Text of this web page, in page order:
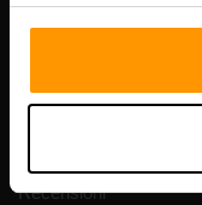
Recensioni